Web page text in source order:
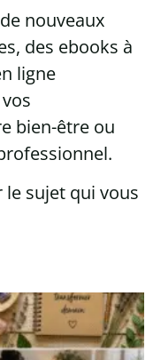
nouveaux
des ebooks à
ligne
bien-être ou
sujet qui vous